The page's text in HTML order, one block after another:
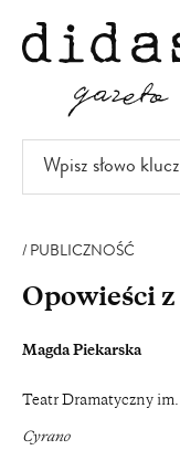
DO
TREŚCI
Wpisz
słowo
PUBLICZNOŚĆ
Opowieści
Magda Piekarska
Teatr Dramatyczny im.
Cyrano